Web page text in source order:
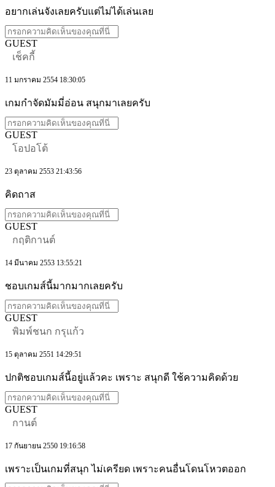
อยากเล่นจังเลยครับแต่ไม่ได้เล่นเลย
GUEST
เช็คกี้
11 มกราคม 2554 18:30:05
เกมกำจัดมัมมี่อ่อน สนุกมาเลยครับ
GUEST
โอปอโต้
23 ตุลาคม 2553 21:43:56
คิดถาส
GUEST
กฤติกานต์
14 มีนาคม 2553 13:55:21
ชอบเกมส์นี้มากมากเลยครับ
GUEST
พิมพ์ชนก กรุแก้ว
15 ตุลาคม 2551 14:29:51
ปกติชอบเกมส์นี้อยู่แล้วคะ เพราะ สนุกดี ใช้ความคิดด้วย
GUEST
กานต์
17 กันยายน 2550 19:16:58
เพราะเป็นเกมที่สนุก ไม่เครียด เพราะคนอื่นโดนโหวตออก